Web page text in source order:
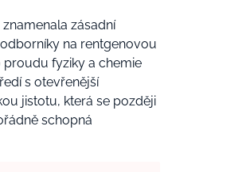
zásadní
na rentgenovou
proudu fyziky a chemie
s otevřenější
jistotu, která se později
schopná